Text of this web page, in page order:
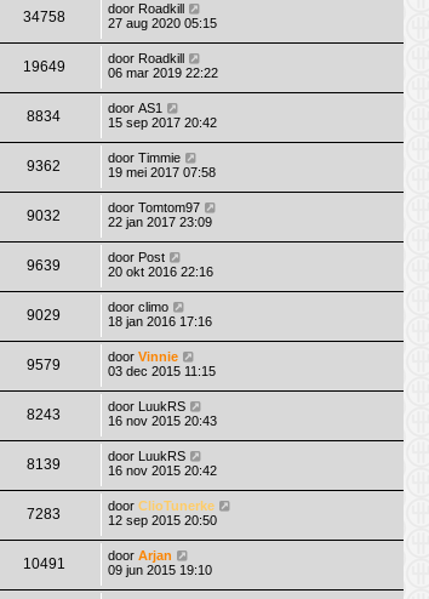
34758 door Roadkill
27 aug 2020 05:15
19649 door Roadkill
06 mar 2019 22:22
8834 door AS1
15 sep 2017 20:42
9362 door Timmie
19 mei 2017 07:58
9032 door Tomtom97
22 jan 2017 23:09
9639 door Post
20 okt 2016 22:16
9029 door climo
18 jan 2016 17:16
9579 door Vinnie
03 dec 2015 11:15
8243 door LuukRS
16 nov 2015 20:43
8139 door LuukRS
16 nov 2015 20:42
7283 door ClioTunerke
12 sep 2015 20:50
10491 door Arjan
09 jun 2015 19:10